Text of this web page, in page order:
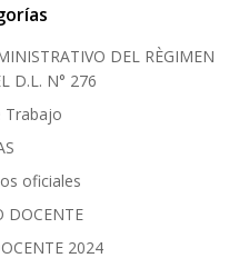
DEL RÈGIMEN
D.L. N° 276
Trabajo
oficiales
DOCENTE
2024